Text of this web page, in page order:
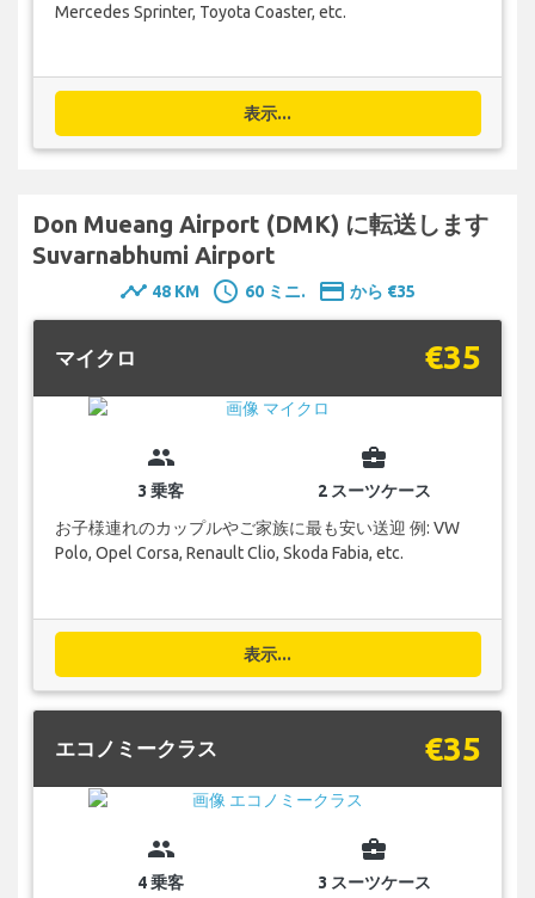
Mercedes Sprinter, Toyota Coaster, etc.
表示...
Don Mueang Airport (DMK) に転送します
Suvarnabhumi Airport
timeline 48 KM schedule 60 ミニ. payment から €35
マイクロ €35
group
3 乗客
business_center
2 スーツケース
お子様連れのカップルやご家族に最も安い送迎 例: VW
Polo, Opel Corsa, Renault Clio, Skoda Fabia, etc.
表示...
エコノミークラス €35
group
4 乗客
business_center
3 スーツケース